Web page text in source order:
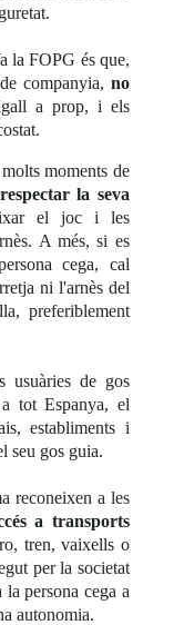
la FOPG és que,
companyia, no
a prop, i els
moments de
respectar la seva
el joc i les
A més, si es
cega, cal
ni l'arnès del
preferiblement
usuàries de gos
tot Espanya, el
establiments i
seu gos guia.
reconeixen a les
a transports
tren, vaixells o
per la societat
la persona cega a
autonomia.